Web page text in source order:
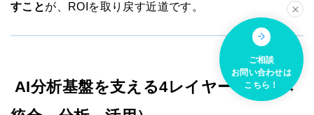
すことが、ROIを取り戻す近道です。
AI分析基盤を支える4レイヤー（収集→
ご相談
お問い合わせは
こちら！